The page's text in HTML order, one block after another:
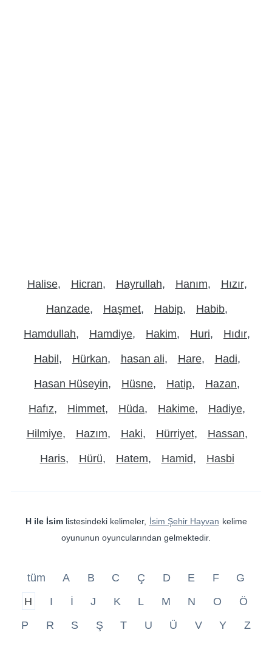
Halise Hicran Hayrullah Hanım Hızır
Hanzade Haşmet Habip Habib
Hamdullah Hamdiye Hakim Huri Hıdır
Habil Hürkan hasan ali Hare Hadi
Hasan Hüseyin Hüsne Hatip Hazan
Hafız Himmet Hüda Hakime Hadiye
Hilmiye Hazım Haki Hürriyet Hassan
Haris Hürü Hatem Hamid Hasbi
H ile İsimlistesindeki kelimeler, İsim Şehir Hayvan kelime
oyununun oyuncularından gelmektedir.
tüm A B C Ç D E F
G
H
I İ J K L M N O
Ö
P
R S Ş T U Ü V Y Z